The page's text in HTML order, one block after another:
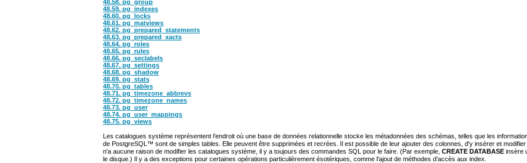
48.58. pg_group
48.59. pg_indexes
48.60. pg_locks
48.61. pg_matviews
48.62. pg_prepared_statements
48.63. pg_prepared_xacts
48.64. pg_roles
48.65. pg_rules
48.66. pg_seclabels
48.67. pg_settings
48.68. pg_shadow
48.69. pg_stats
48.70. pg_tables
48.71. pg_timezone_abbrevs
48.72. pg_timezone_names
48.73. pg_user
48.74. pg_user_mappings
48.75. pg_views
Les catalogues système représentent l'endroit où une base de données relationnelle stocke les métadonnées des schémas, telles que les
de PostgreSQL ™ sont de simples tables. Elle peuvent être supprimées et recrées. Il est possible de leur ajouter des colonnes, d'y insérer et
n'a aucune raison de modifier les catalogues système, il y a toujours des commandes SQL pour le faire. (Par exemple, CREATE DATABASE insère
le disque.) Il y a des exceptions pour certaines opérations particulièrement ésotériques, comme l'ajout de méthodes d'accès aux index.